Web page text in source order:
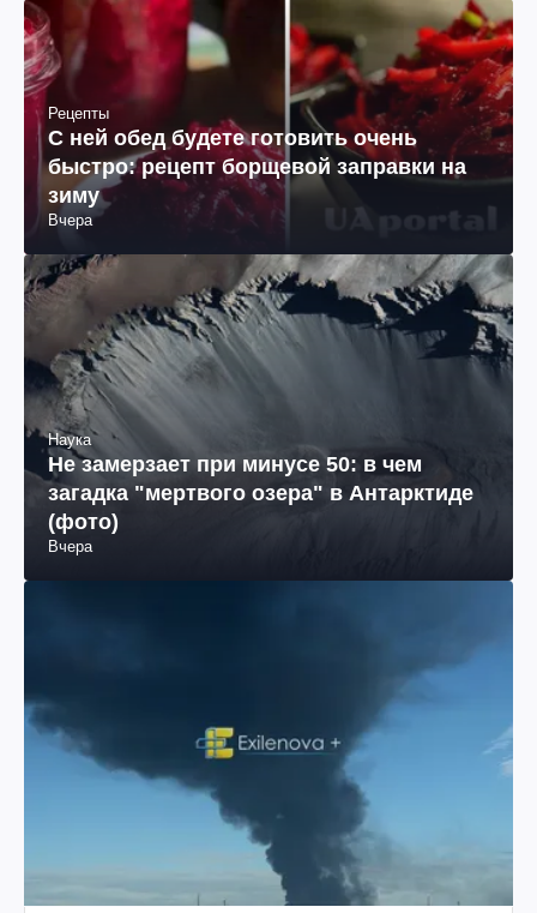
Рецепты
С ней обед будете готовить очень
быстро: рецепт борщевой заправки на
зиму
Вчера
Наука
Не замерзает при минусе 50: в чем
загадка "мертвого озера" в Антарктиде
(фото)
Вчера